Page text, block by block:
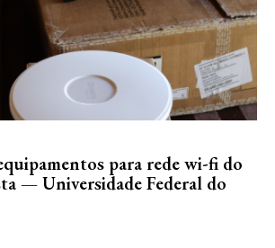
para rede wi-fi do
— Universidade Federal do